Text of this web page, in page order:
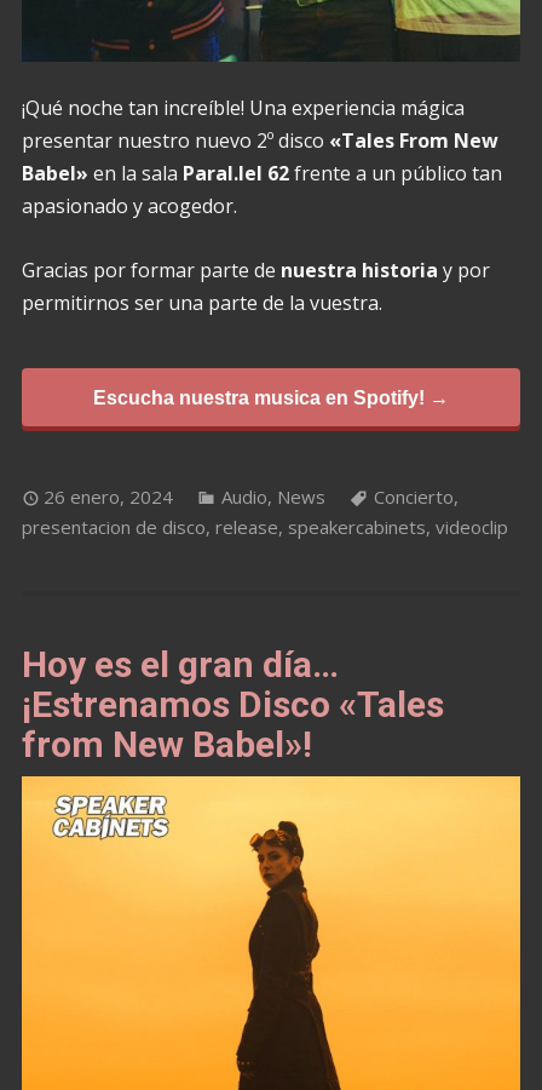
¡Qué noche tan increíble! Una experiencia mágica
presentar nuestro nuevo 2º disco «Tales From New
Babel» en la sala Paral.lel 62frente a un público tan
apasionado y acogedor.
Gracias por formar parte de nuestra historia y por
permitirnos ser una parte de la vuestra.
Escucha nuestra musica en Spotify! →
26 enero, 2024 Audio, News Concierto,
presentacion de disco, release, speakercabinets, videoclip
Hoy es el gran día…
¡Estrenamos Disco «Tales
from New Babel»!